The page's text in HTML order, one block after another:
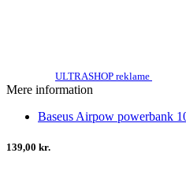
ULTRASHOP reklame
Mere information
Baseus Airpow powerbank
139,00 kr.